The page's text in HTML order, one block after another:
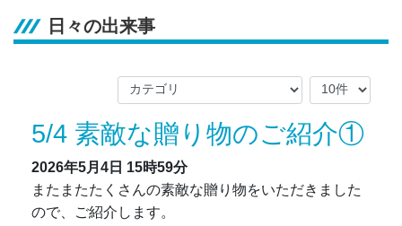
日々の出来事
5/4 素敵な贈り物のご紹介①
2026年5月4日 15時59分
またまたたくさんの素敵な贈り物をいただきました
ので、ご紹介します。